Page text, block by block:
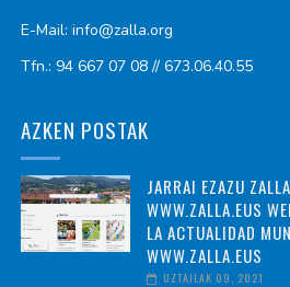
E-Mail: info@zalla.org
Tfn.: 94 667 07 08 // 673.06.40.55
AZKEN POSTAK
JARRAI EZAZU
WWW.ZALLA.EUS
LA ACTUALIDAD
WWW.ZALLA.EUS
UZTAILAK 09, 2021